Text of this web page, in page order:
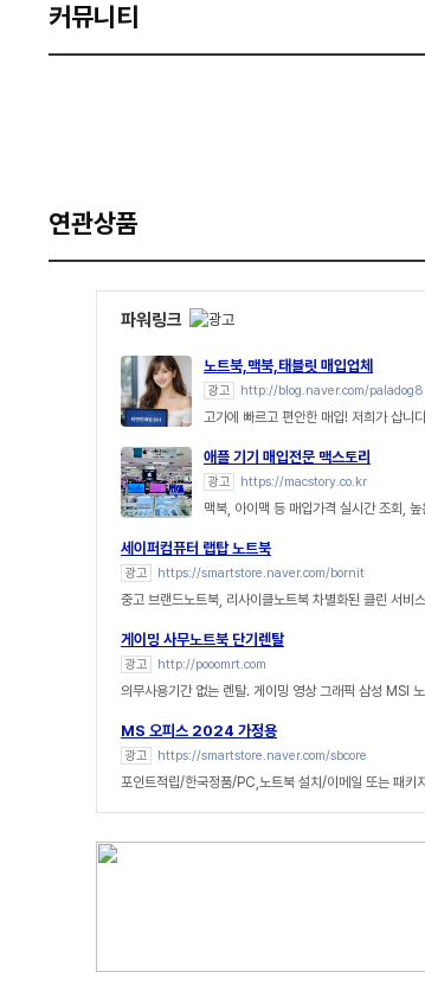
커뮤니티
연관상품
파워링크
노트북,맥북,태블릿 매입업체
광고 http://blog.naver.com/
고가에 빠르고 편안한 매입! 저희가 삽니
애플 기기 매입전문 맥스토리
광고 https://macstory.co.kr
맥북, 아이맥 등 매입가격 실시간 조회,
세이퍼컴퓨터 랩탑 노트북
광고 https://smartstore.naver.com/bornit
중고 브랜드노트북, 리사이클노트북 차별화된 클린 서비
게이밍 사무노트북 단기렌탈
광고 http://pooomrt.com
의무사용기간 없는 렌탈. 게이밍 영상 그래픽 삼성 MSI
MS 오피스 2024 가정용
광고 https://smartstore.naver.com/sbcore
포인트적립/한국정품/PC,노트북 설치/이메일 또는 패키